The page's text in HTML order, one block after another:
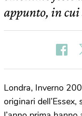
appunto, in cui
Londra, Inverno
originari